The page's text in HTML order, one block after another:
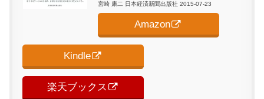
宮崎 康二 日本経済新聞出版社 2015-07-23
Amazon
Kindle
楽天ブックス